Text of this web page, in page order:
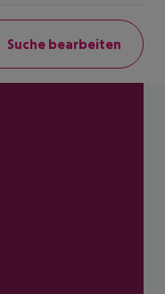
Suche bearbeiten